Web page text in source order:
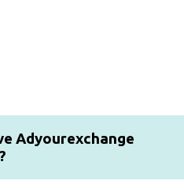
Adyourexchange